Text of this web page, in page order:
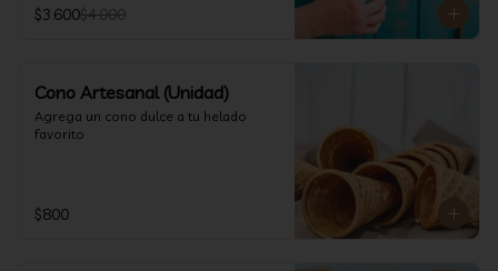
$3.600$4.000
Cono Artesanal (Unidad)
Agrega un cono dulce a tu helado
favorito
$800